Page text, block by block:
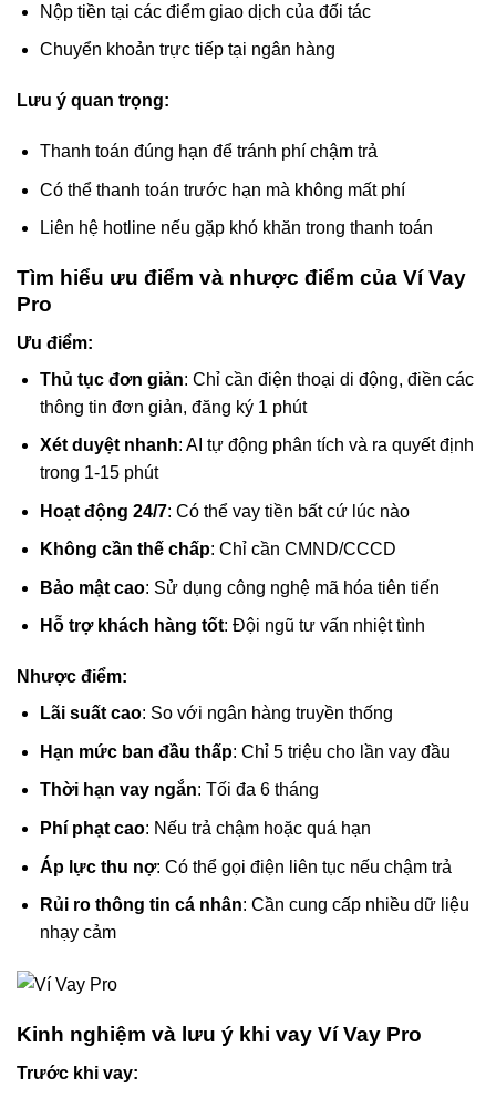
Nộp tiền tại các điểm giao dịch của đối tác
Chuyển khoản trực tiếp tại ngân hàng
Lưu ý quan trọng:
Thanh toán đúng hạn để tránh phí chậm trả
Có thể thanh toán trước hạn mà không mất phí
Liên hệ hotline nếu gặp khó khăn trong thanh toán
Tìm hiểu ưu điểm và nhược điểm của Ví Vay
Pro
Ưu điểm:
Thủ tục đơn giản: Chỉ cần điện thoại di động, điền các
thông tin đơn giản, đăng ký 1 phút
Xét duyệt nhanh: AI tự động phân tích và ra quyết định
trong 1-15 phút
Hoạt động 24/7: Có thể vay tiền bất cứ lúc nào
Không cần thế chấp: Chỉ cần CMND/CCCD
Bảo mật cao: Sử dụng công nghệ mã hóa tiên tiến
Hỗ trợ khách hàng tốt: Đội ngũ tư vấn nhiệt tình
Nhược điểm:
Lãi suất cao: So với ngân hàng truyền thống
Hạn mức ban đầu thấp: Chỉ 5 triệu cho lần vay đầu
Thời hạn vay ngắn: Tối đa 6 tháng
Phí phạt cao: Nếu trả chậm hoặc quá hạn
Áp lực thu nợ: Có thể gọi điện liên tục nếu chậm trả
Rủi ro thông tin cá nhân: Cần cung cấp nhiều dữ liệu
nhạy cảm
Kinh nghiệm và lưu ý khi vay Ví Vay Pro
Trước khi vay: